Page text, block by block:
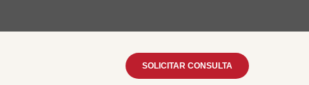
SOLICITAR CONSULTA